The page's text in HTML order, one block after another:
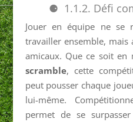
1.1.2. Défi
Jouer en équipe ne se
travailler ensemble, mais
amicaux. Que ce soit en
scramble, cette
peut pousser chaque
lui-même.
permet de se